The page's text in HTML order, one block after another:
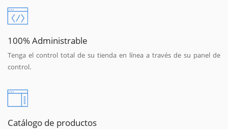
100% Administrable
Tenga el control total de su tienda en línea a través de su panel de
control.
Catálogo de productos